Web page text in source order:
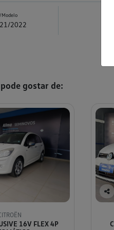
Modelo
2022
gostar de:
16V FLEX 4P
Co
lhe